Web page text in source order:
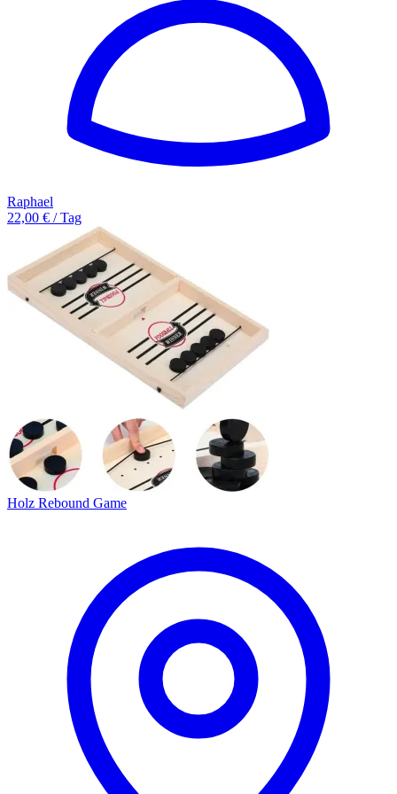
Raphael
22,00 € / Tag
Holz Rebound Game